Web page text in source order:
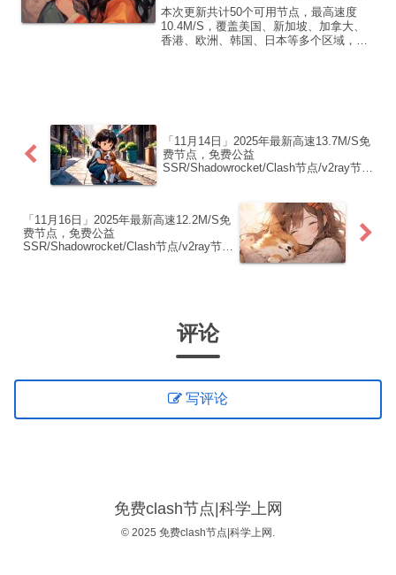
点/v2ray节点|免费订阅|免费梯子
本次更新共计50个可用节点，最高速度
10.4M/S，覆盖美国、新加坡、加拿大、
香港、欧洲、韩国、日本等多个区域，复
「11月14日」2025年最新高速13.7M/S免
费节点，免费公益
SSR/Shadowrocket/Clash节点/v2ray节
「11月16日」2025年最新高速12.2M/S免
费节点，免费公益
SSR/Shadowrocket/Clash节点/v2ray节
评论
写评论
免费clash节点|科学上网
© 2025 免费clash节点|科学上网.